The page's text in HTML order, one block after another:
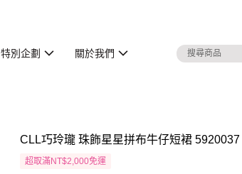
特別企劃 關於我們
CLL巧玲瓏 珠飾星星拼布牛仔短裙 5920037
超取滿NT$2,000免運